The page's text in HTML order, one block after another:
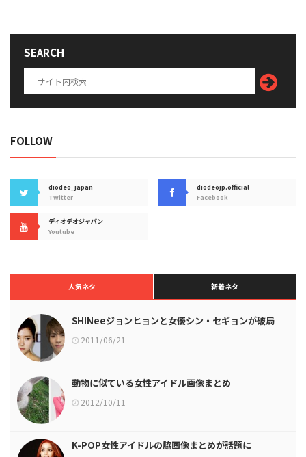
SEARCH
FOLLOW
diodeo_japan
Twitter
diodeojp.official
Facebook
ディオデオジャパン
Youtube
人気ネタ 新着ネタ
SHINeeジョンヒョンと女優シン・セギョンが破局
2011/06/21
動物に似ている女性アイドル画像まとめ
2012/10/11
K-POP女性アイドルの脇画像まとめが話題に